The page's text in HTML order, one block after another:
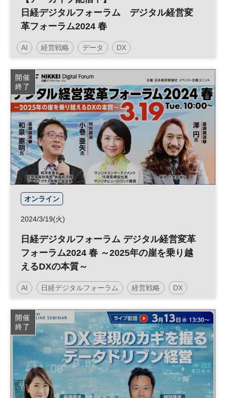
日経デジタルフォーラム デジタル経営変
革フォーラム2024 春
AI 経営戦略 データ DX
開催
終了
オンライン
2024/3/19(火)
日経デジタルフォーラム デジタル経営変革
フォーラム2024 春 ～2025年の崖を乗り越
えるDXの本質～
AI 日経デジタルフォーラム 経営戦略 DX
開催
終了